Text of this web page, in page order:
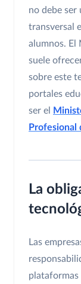
no debe ser
transversal
alumnos. El
suele
sobre este
portales
ser el
Profesional
La
Las
plataformas